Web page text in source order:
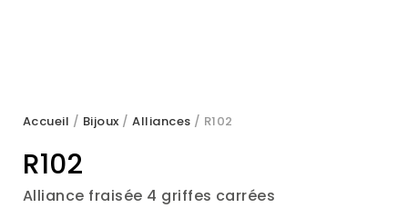
Accueil / Bijoux /Alliances / R102
R102
Alliance fraisée 4 griffes carrées